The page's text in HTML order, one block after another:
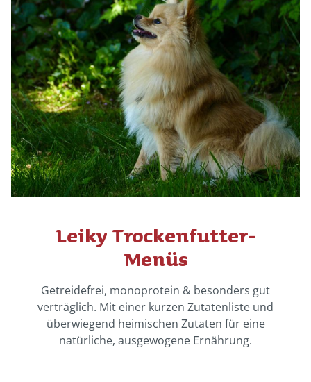
Leiky Trockenfutter-
Menüs
Getreidefrei, monoprotein & besonders gut
verträglich. Mit einer kurzen Zutatenliste und
überwiegend heimischen Zutaten für eine
natürliche, ausgewogene Ernährung.